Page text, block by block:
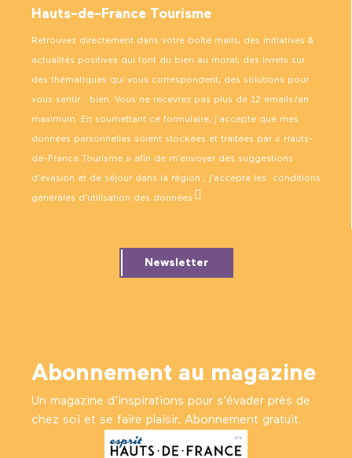
Hauts-de-France Tourisme
Retrouvez directement dans votre boîte mails, des initiatives &
actualités positives qui font du bien au moral, des livrets sur
des thématiques qui vous correspondent, des solutions pour
vous sentir… bien. Vous ne recevrez pas plus de 12 emails/an
maximum. En soumettant ce formulaire, j’accepte que mes
données personnelles soient stockées et traitées par « Hauts-
de-France Tourisme » afin de m’envoyer des suggestions
d’évasion et de séjour dans la région ; j’accepte les conditions
générales d’utilisation des données .
Newsletter
Abonnement au magazine
Un magazine d’inspirations pour s'évader près de
chez soi et se faire plaisir. Abonnement gratuit.